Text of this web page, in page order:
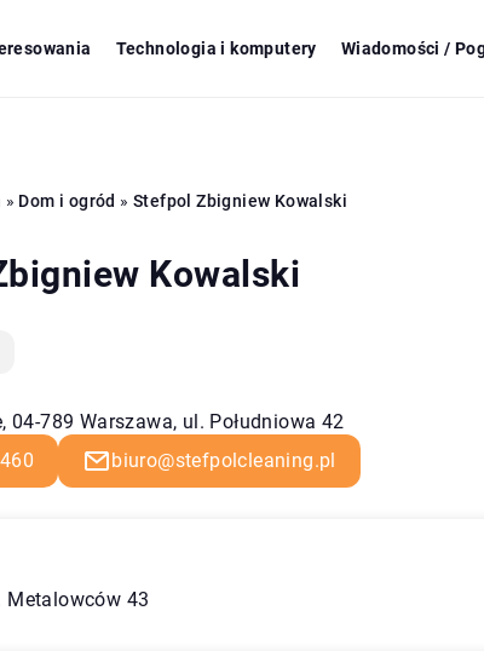
Technologia i komputery Wiadomości /
» Dom i ogród » Stefpol Zbigniew Kowalski
Kowalski
04-789 Warszawa, ul. Południowa 42
biuro@stefpolcleaning.pl
Metalowców 43